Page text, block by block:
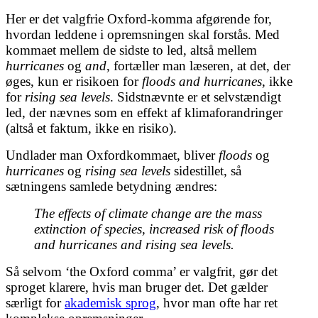
Her er det valgfrie Oxford-komma afgørende for,
hvordan leddene i opremsningen skal forstås. Med
kommaet mellem de sidste to led, altså mellem
hurricanes og and, fortæller man læseren, at det, der
øges, kun er risikoen forfloods and hurricanes, ikke
forrising sea levels. Sidstnævnte er et selvstændigt
led, der nævnes som en effekt af klimaforandringer
(altså et faktum, ikke en risiko).
Undlader man Oxfordkommaet, bliver floods og
hurricanes og rising sea levels sidestillet, så
sætningens samlede betydning ændres:
The effects of climate change are the mass
extinction of species, increased risk of floods
and hurricanes and rising sea levels.
Så selvom ‘the Oxford comma’ er valgfrit, gør det
sproget klarere, hvis man bruger det. Det gælder
særligt forakademisk sprog, hvor man ofte har ret